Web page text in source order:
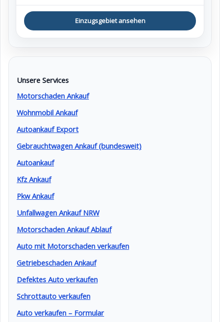
Einzugsgebiet ansehen
Unsere Services
Motorschaden Ankauf
Wohnmobil Ankauf
Autoankauf Export
Gebrauchtwagen Ankauf (bundesweit)
Autoankauf
Kfz Ankauf
Pkw Ankauf
Unfallwagen Ankauf NRW
Motorschaden Ankauf Ablauf
Auto mit Motorschaden verkaufen
Getriebeschaden Ankauf
Defektes Auto verkaufen
Schrottauto verkaufen
Auto verkaufen – Formular